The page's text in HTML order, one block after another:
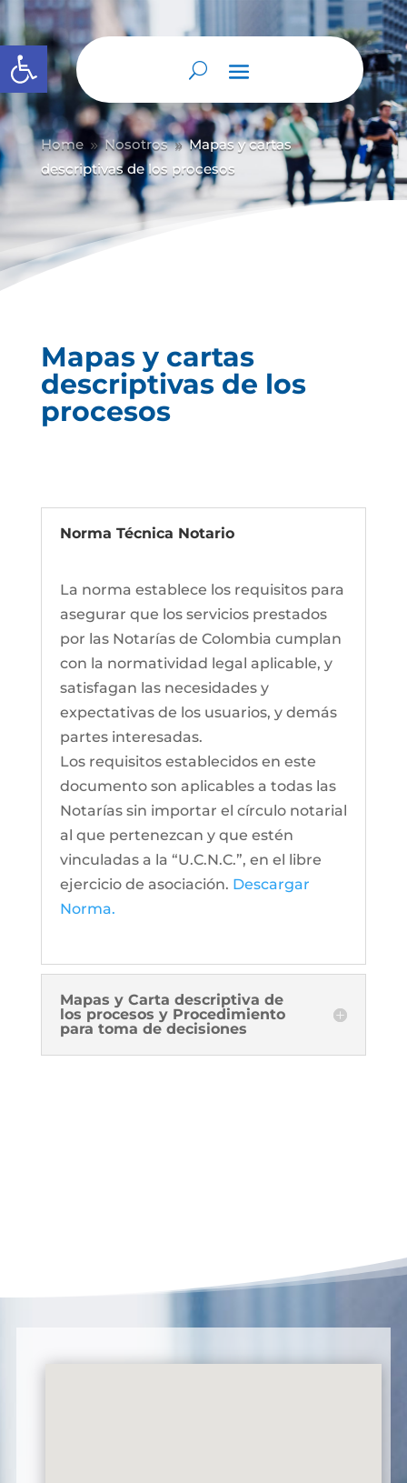
Abrir barra de herramientas
Home 9 Nosotros 9 Mapas y cartas
descriptivas de los procesos
Mapas y cartas
descriptivas de los
procesos
Norma Técnica Notario
La norma establece los requisitos para
asegurar que los servicios prestados
por las Notarías de Colombia cumplan
con la normatividad legal aplicable, y
satisfagan las necesidades y
expectativas de los usuarios, y demás
partes interesadas.
Los requisitos establecidos en este
documento son aplicables a todas las
Notarías sin importar el círculo notarial
al que pertenezcan y que estén
vinculadas a la “U.C.N.C.”, en el libre
ejercicio de asociación. Descargar
Norma.
Mapas y Carta descriptiva de
los procesos y Procedimiento
para toma de decisiones